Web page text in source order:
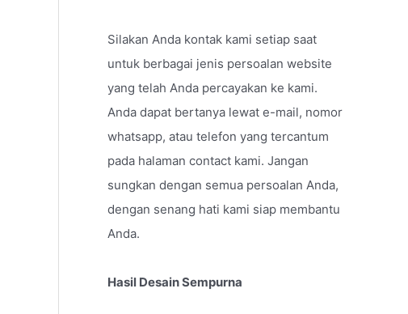
Silakan Anda kontak kami setiap saat
untuk berbagai jenis persoalan website
yang telah Anda percayakan ke kami.
Anda dapat bertanya lewat e-mail, nomor
whatsapp, atau telefon yang tercantum
pada halaman contact kami. Jangan
sungkan dengan semua persoalan Anda,
dengan senang hati kami siap membantu
Anda.
Hasil Desain Sempurna